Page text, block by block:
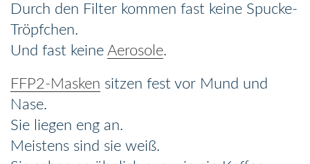
Durch den Filter kommen fast keine Spucke-
Tröpfchen.
Und fast keine Aerosole.
FFP2-Masken sitzen fest vor Mund und
Nase.
Sie liegen eng an.
Meistens sind sie weiß.